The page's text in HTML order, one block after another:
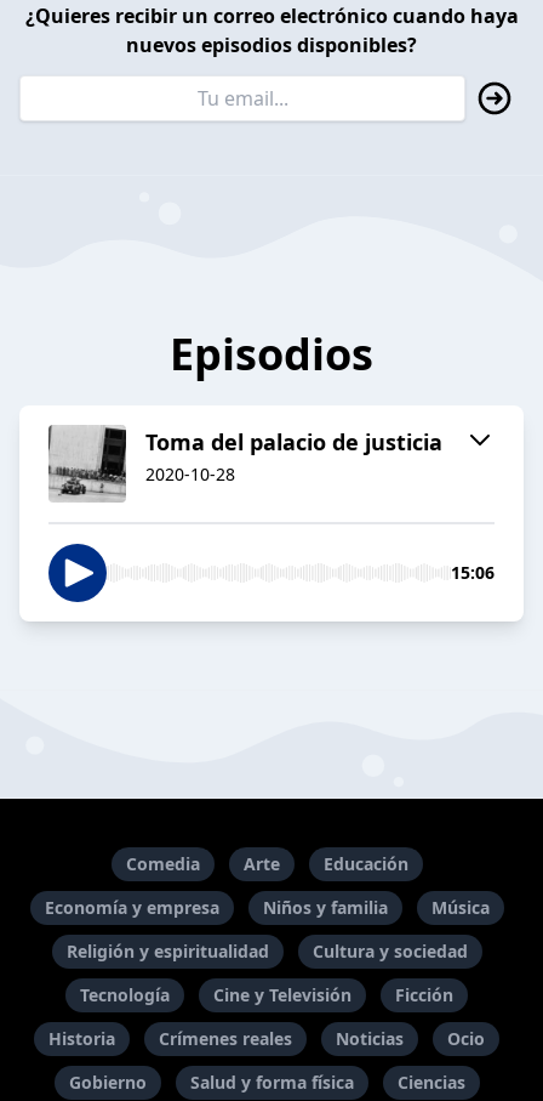
¿Quieres recibir un correo electrónico cuando haya
nuevos episodios disponibles?
Episodios
Toma del palacio de justicia
2020-10-28
15:06
Comedia Arte
Educación
Economía y empresa
Niños y familia
Música
Religión y espiritualidad
Cultura y sociedad
Tecnología
Cine y Televisión
Ficción
Historia
Crímenes reales Noticias
Ocio
Gobierno
Salud y forma física Ciencias